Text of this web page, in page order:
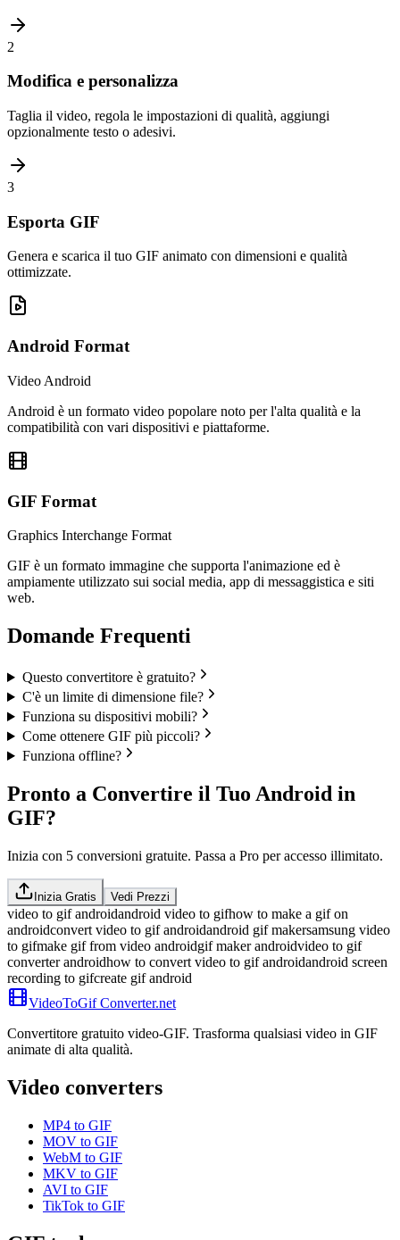
2
Modifica e personalizza
Taglia il video, regola le impostazioni di qualità, aggiungi
opzionalmente testo o adesivi.
3
Esporta GIF
Genera e scarica il tuo GIF animato con dimensioni e qualità
ottimizzate.
Android Format
Video Android
Android è un formato video popolare noto per l'alta qualità e la
compatibilità con vari dispositivi e piattaforme.
GIF Format
Graphics Interchange Format
GIF è un formato immagine che supporta l'animazione ed è
ampiamente utilizzato sui social media, app di messaggistica e siti
web.
Domande Frequenti
Questo convertitore è gratuito?
C'è un limite di dimensione file?
Funziona su dispositivi mobili?
Come ottenere GIF più piccoli?
Funziona offline?
Pronto a Convertire il Tuo Android in
GIF?
Inizia con 5 conversioni gratuite. Passa a Pro per accesso illimitato.
Inizia Gratis Vedi Prezzi
video to gif androidandroid video to gifhow to make a gif on
androidconvert video to gif androidandroid gif makersamsung video
to gifmake gif from video androidgif maker androidvideo to gif
converter androidhow to convert video to gif androidandroid screen
recording to gifcreate gif android
VideoToGif Converter.net
Convertitore gratuito video-GIF. Trasforma qualsiasi video in GIF
animate di alta qualità.
Video converters
MP4 to GIF
MOV to GIF
WebM to GIF
MKV to GIF
AVI to GIF
TikTok to GIF